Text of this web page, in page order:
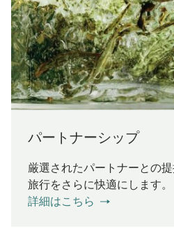
パートナーシップ
厳選されたパートナーとの
旅行をさらに快適にします。
詳細はこちら